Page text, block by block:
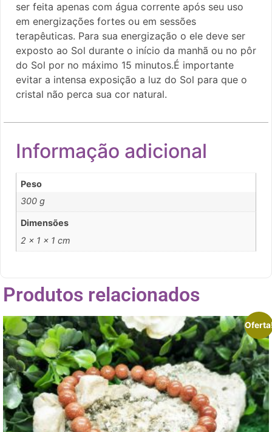
ser feita apenas com água corrente após seu uso
em energizações fortes ou em sessões
terapêuticas. Para sua energização o ele deve ser
exposto ao Sol durante o início da manhã ou no pôr
do Sol por no máximo 15 minutos.É importante
evitar a intensa exposição a luz do Sol para que o
cristal não perca sua cor natural.
Informação adicional
Peso
300 g
Dimensões
2 × 1 × 1 cm
Produtos relacionados